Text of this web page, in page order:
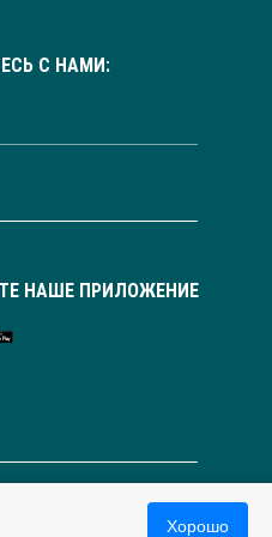
С НАМИ:
НАШЕ ПРИЛОЖЕНИЕ
Россия
Хорошо